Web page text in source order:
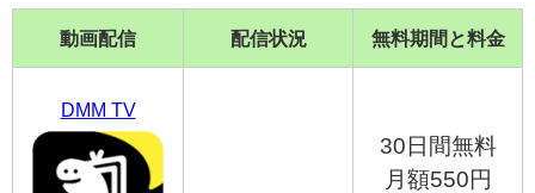
動画配信 配信状況 無料期間と料金
DMM TV
30日間無料
月額550円